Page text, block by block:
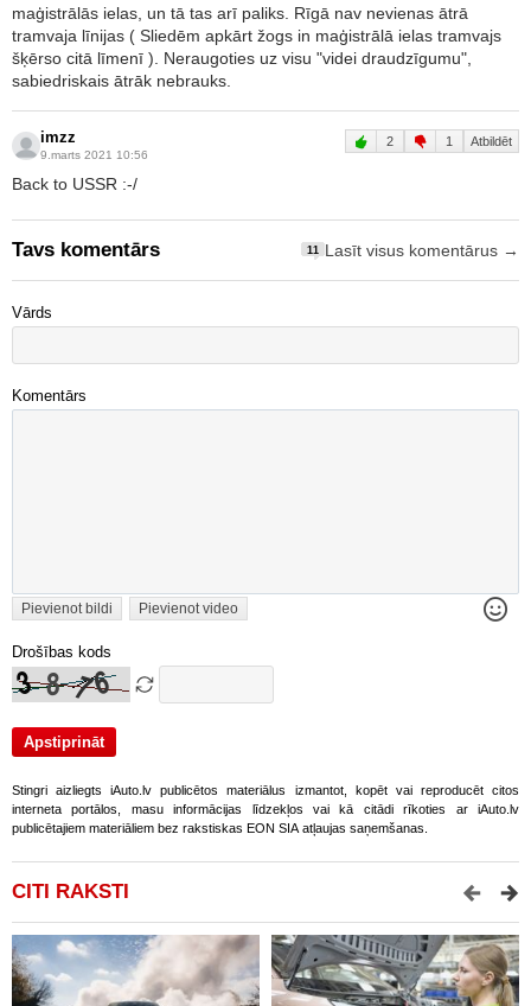
maģistrālās ielas, un tā tas arī paliks. Rīgā nav nevienas ātrā
tramvaja līnijas ( Sliedēm apkārt žogs in maģistrālā ielas tramvajs
šķērso citā līmenī ). Neraugoties uz visu "videi draudzīgumu",
sabiedriskais ātrāk nebrauks.
imzz
9.marts 2021 10:56
2 1 Atbildēt
Back to USSR :-/
Tavs komentārs 11 Lasīt visus komentārus →
Vārds
Komentārs
Pievienot bildi Pievienot video
Drošības kods
Stingri aizliegts iAuto.lv publicētos materiālus izmantot, kopēt vai reproducēt citos
interneta portālos, masu informācijas līdzekļos vai kā citādi rīkoties ar iAuto.lv
publicētajiem materiāliem bez rakstiskas EON SIA atļaujas saņemšanas.
CITI RAKSTI